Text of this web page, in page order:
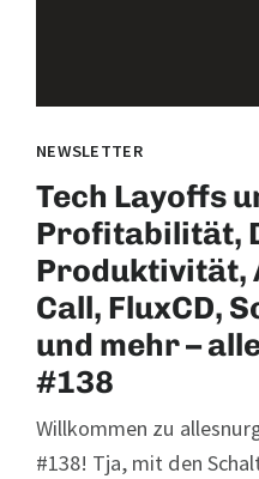
NEWSLETTER
Tech Layoffs
Profitabilität,
Produktivität,
Call, FluxCD,
und mehr –
#138
Willkommen zu
#138! Tja, mit den